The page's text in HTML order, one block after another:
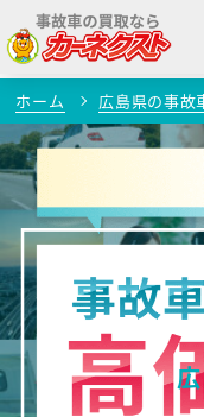
ホーム 広島県の事故